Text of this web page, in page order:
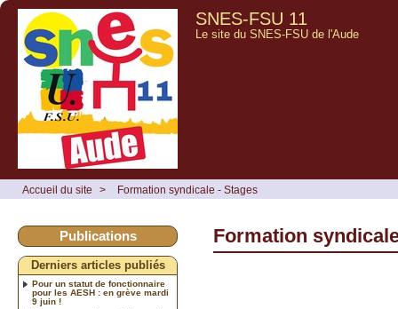
SNES-FSU 11
Le site du SNES-FSU de l'Aude
Accueil du site > Formation syndicale - Stages
Formation
Publications
Derniers articles publiés
Pour un statut de fonctionnaire
pour les AESH : en grève mardi
9 juin !